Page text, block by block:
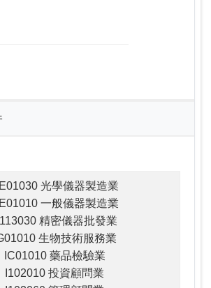
光學儀器製造業
一般儀器製造業
精密儀器批發業
生物技術服務業
IC01010 藥品檢驗業
I102010 投資顧問業